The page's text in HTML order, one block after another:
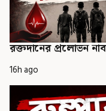
রক্তদানের প্রলোভন
16h ago